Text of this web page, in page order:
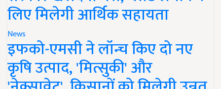
लिए मिलेगी आर्थिक सहायता
News
इफको-एमसी ने लॉन्च किए दो नए
कृषि उत्पाद, 'मित्सुकी' और